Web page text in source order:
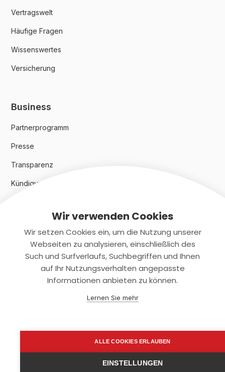
Vertragswelt
Häufige Fragen
Wissenswertes
Versicherung
Business
Partnerprogramm
Presse
Transparenz
Kündigungsindex 2024
Rechtliches
Datenschutz
support@smartkuendigen.de
Wir verwenden Cookies
Wir setzen Cookies ein, um die Nutzung unserer
Webseiten zu analysieren, einschließlich des
Such und Surfverlaufs, Suchbegriffen und Ihnen
auf Ihr Nutzungsverhalten angepasste
Informationen anbieten zu können.
Lernen Sie mehr
ALLE COOKIES ERLAUBEN
EINSTELLUNGEN